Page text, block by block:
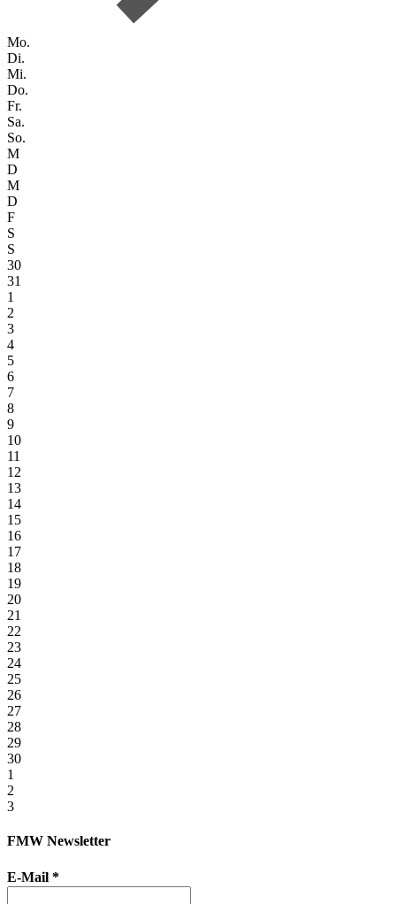
Mo.
Di.
Mi.
Do.
Fr.
Sa.
So.
M
D
M
D
F
S
S
30
31
1
2
3
4
5
6
7
8
9
10
11
12
13
14
15
16
17
18
19
20
21
22
23
24
25
26
27
28
29
30
1
2
3
FMW Newsletter
E-Mail *